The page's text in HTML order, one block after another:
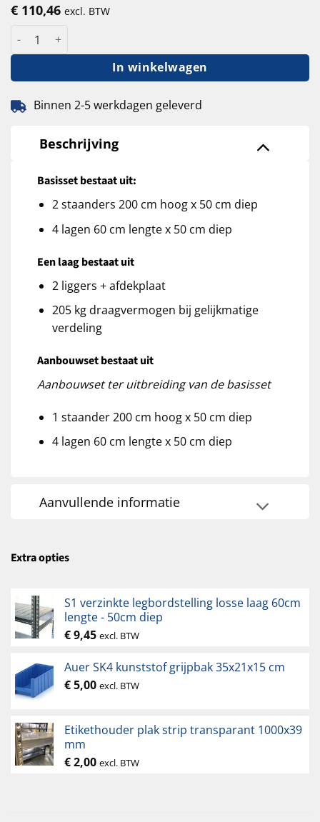
€ 110,46 excl. BTW
S1 verzinkte legbordstelling 200cm hoog - 50cm diep - 60cm
In winkelwagen
Binnen 2-5 werkdagen geleverd
Beschrijving
Basisset bestaat uit:
2 staanders 200 cm hoog x 50 cm diep
4 lagen 60 cm lengte x 50 cm diep
Een laag bestaat uit
2 liggers + afdekplaat
205 kg draagvermogen bij gelijkmatige
verdeling
Aanbouwset bestaat uit
Aanbouwset ter uitbreiding van de basisset
1 staander 200 cm hoog x 50 cm diep
4 lagen 60 cm lengte x 50 cm diep
Aanvullende informatie
Extra opties
S1 verzinkte legbordstelling losse laag 60cm
lengte - 50cm diep
€9,45 excl. BTW
Auer SK4 kunststof grijpbak 35x21x15 cm
€5,00 excl. BTW
Etikethouder plak strip transparant 1000x39
mm
€2,00 excl. BTW